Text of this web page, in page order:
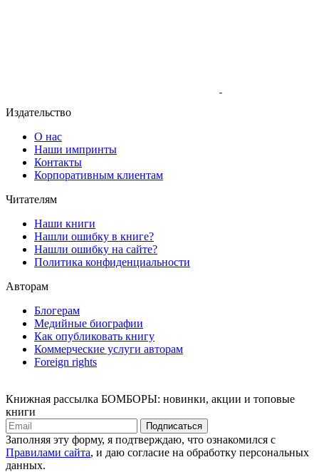
Издательство
О нас
Наши импринты
Контакты
Корпоративным клиентам
Читателям
Наши книги
Нашли ошибку в книге?
Нашли ошибку на сайте?
Политика конфиденциальности
Авторам
Блогерам
Медийные биографии
Как опубликовать книгу
Коммерческие услуги авторам
Foreign rights
Книжная рассылка БОМБОРЫ: новинки, акции и топовые
книги
Подписаться
Заполняя эту форму, я подтверждаю, что ознакомился с
Правилами сайта, и даю согласие на обработку персональных
данных.